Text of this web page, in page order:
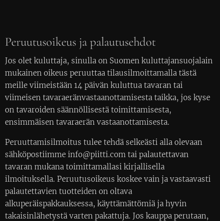
Peruutusoikeus ja palautusehdot
Jos olet kuluttaja, sinulla on Suomen kuluttajansuojalain
mukainen oikeus peruuttaa tilausilmoittamalla tästä
meille viimeistään 14 päivän kuluttua tavaran tai
viimeisen tavaraeränvastaanottamisesta taikka, jos kyse
on tavaroiden säännöllisestä toimittamisesta,
ensimmäisen tavaraerän vastaanottamisesta.
Peruuttamisilmoitus tulee tehdä selkeästi alla olevaan
sähköpostiimme info@piitti.com tai palautettavan
tavaran mukana toimittamallasi kirjallisella
ilmoituksella. Peruutusoikeus koskee vain ja vastaavasti
palautettavien tuotteiden on oltava
alkuperäispakkauksessa, käyttämättömiä ja hyvin
takaisinlähetystä varten pakattuja. Jos kauppa perutaan,